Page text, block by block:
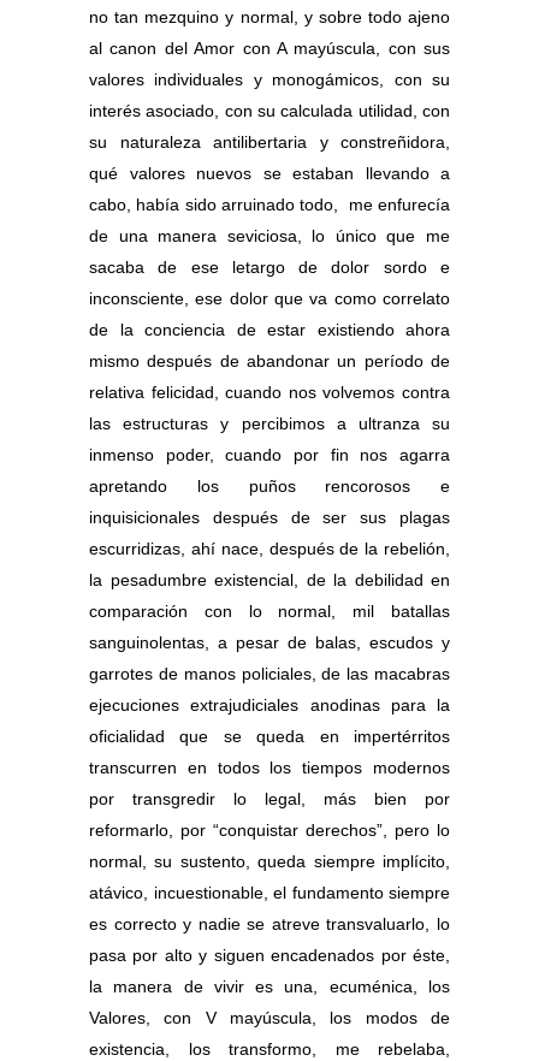
no tan mezquino y normal, y sobre todo ajeno
al canon del Amor con A mayúscula, con sus
valores individuales y monogámicos, con su
interés asociado, con su calculada utilidad, con
su naturaleza antilibertaria y constreñidora,
qué valores nuevos se estaban llevando a
cabo, había sido arruinado todo, me enfurecía
de una manera seviciosa, lo único que me
sacaba de ese letargo de dolor sordo e
inconsciente, ese dolor que va como correlato
de la conciencia de estar existiendo ahora
mismo después de abandonar un período de
relativa felicidad, cuando nos volvemos contra
las estructuras y percibimos a ultranza su
inmenso poder, cuando por fin nos agarra
apretando los puños rencorosos e
inquisicionales después de ser sus plagas
escurridizas, ahí nace, después de la rebelión,
la pesadumbre existencial, de la debilidad en
comparación con lo normal, mil batallas
sanguinolentas, a pesar de balas, escudos y
garrotes de manos policiales, de las macabras
ejecuciones extrajudiciales anodinas para la
oficialidad que se queda en impertérritos
transcurren en todos los tiempos modernos
por transgredir lo legal, más bien por
reformarlo, por “conquistar derechos”, pero lo
normal, su sustento, queda siempre implícito,
atávico, incuestionable, el fundamento siempre
es correcto y nadie se atreve transvaluarlo, lo
pasa por alto y siguen encadenados por éste,
la manera de vivir es una, ecuménica, los
Valores, con V mayúscula, los modos de
existencia, los transformo, me rebelaba,